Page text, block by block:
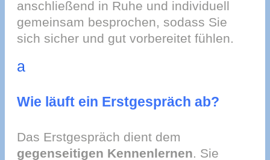
anschließend in Ruhe und individuell
gemeinsam besprochen, sodass Sie
sich sicher und gut vorbereitet fühlen.
a
Wie läuft ein Erstgespräch ab?
Das Erstgespräch dient dem
gegenseitigen Kennenlernen. Sie